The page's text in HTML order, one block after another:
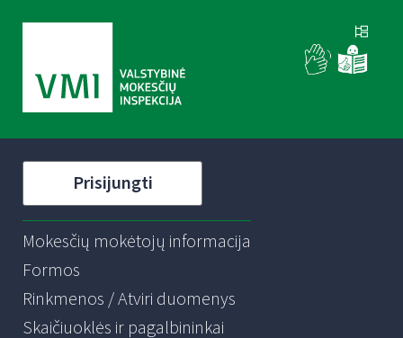
Prisijungti
Mokesčių mokėtojų informacija
Formos
Rinkmenos / Atviri duomenys
Skaičiuoklės ir pagalbininkai